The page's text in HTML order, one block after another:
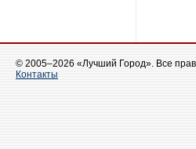
© 2005–2026 «Лучший Город». Все
Контакты